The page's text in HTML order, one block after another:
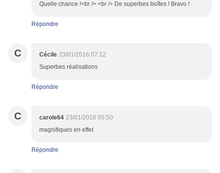
Quelle chance !<br /> <br /> De superbes boîtes ! Bravo !
Répondre
C Cécile 23/01/2016 07:12
Superbes réalisations
Répondre
C carole64 23/01/2016 05:50
magnifiques en effet
Répondre